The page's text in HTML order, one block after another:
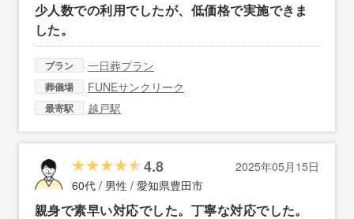
少人数での利用でしたが、低価格で実施できま
した。
プラン 一日葬プラン
葬儀場 FUNEサンクリーク
最寄駅 越戸駅
4.8
2025年05月15日
60代 / 男性 / 愛知県豊田市
親身で素早い対応でした。丁寧な対応でした。